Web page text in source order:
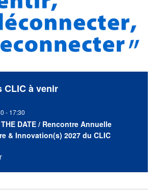
CLIC à venir
- 17:30
THE DATE / Rencontre Annuelle
& Innovation(s) 2027 du CLIC